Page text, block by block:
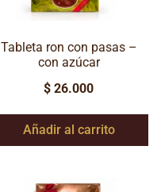
Tableta ron con pasas –
con azúcar
$ 26.000
Añadir al carrito